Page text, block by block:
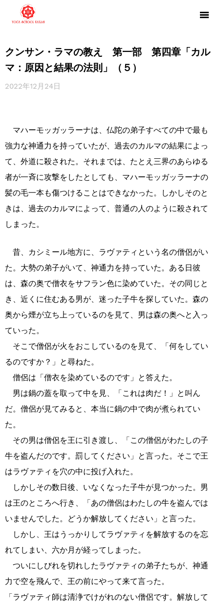
クンサン・ラマの教え 第一部 第四章「カル
マ：原因と結果の法則」（５）
2022年12月24日
マハーモッガッラーナは、仏陀の弟子すべての中で最も
強力な神通力を持っていたが、過去のカルマの結果によっ
て、外道に殺された。それまでは、たとえ三界のあらゆる
者が一斉に攻撃をしたとしても、マハーモッガッラーナの
髪の毛一本も傷つけることはできなかった。しかしそのと
きは、過去のカルマによって、普通の人のように殺されて
しまった。
昔、カシミール地方に、ラヴァティという名の僧侶がい
た。大勢の弟子がいて、神通力を持っていた。ある日彼
は、森の奥で僧衣をサフラン色に染めていた。その同じと
き、近くに住むある男が、迷った子牛を探していた。森の
奥から煙が立ち上っているのを見て、男は森の奥へと入っ
ていった。
そこで僧侶が火をおこしているのを見て、「何をしてい
るのですか？」と尋ねた。
僧侶は「僧衣を染めているのです」と答えた。
男は鍋の蓋を取って中を見、「これは肉だ！」と叫ん
だ。僧侶が見てみると、本当に鍋の中で肉が煮られてい
た。
その男は僧侶を王に引き渡し、「この僧侶がわたしの子
牛を盗んだのです。罰してください」と言った。そこで王
はラヴァティを穴の中に投げ入れた。
しかしその数日後、いなくなった子牛が見つかった。男
は王のところへ行き、「あの僧侶はわたしの牛を盗んでは
いませんでした。どうか解放してください」と言った。
しかし、王はうっかりしてラヴァティを解放するのを忘
れてしまい、六か月が経ってしまった。
ついにしびれを切れしたラヴァティの弟子たちが、神通
力で空を飛んで、王の前にやって来て言った。
「ラヴァティ師は清浄でけがれのない僧侶です。解放して